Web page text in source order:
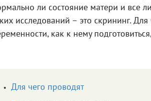
ли состояние матери и все
исследований – это скрининг.
как к нему
Для чего проводят